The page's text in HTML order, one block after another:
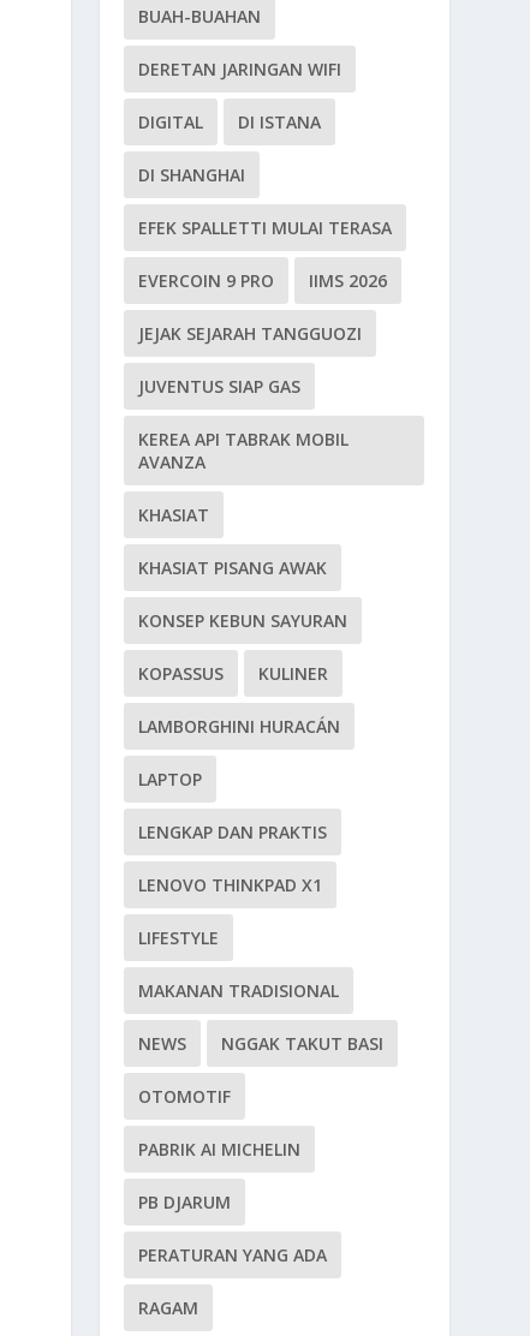
BUAH-BUAHAN
DERETAN JARINGAN WIFI
DIGITAL DI ISTANA
DI SHANGHAI
EFEK SPALLETTI MULAI TERASA
EVERCOIN 9 PRO IIMS 2026
JEJAK SEJARAH TANGGUOZI
JUVENTUS SIAP GAS
KEREA API TABRAK MOBIL
AVANZA
KHASIAT
KHASIAT PISANG AWAK
KONSEP KEBUN SAYURAN
KOPASSUS KULINER
LAMBORGHINI HURACÁN
LAPTOP
LENGKAP DAN PRAKTIS
LENOVO THINKPAD X1
LIFESTYLE
MAKANAN TRADISIONAL
NEWS NGGAK TAKUT BASI
OTOMOTIF
PABRIK AI MICHELIN
PB DJARUM
PERATURAN YANG ADA
RAGAM